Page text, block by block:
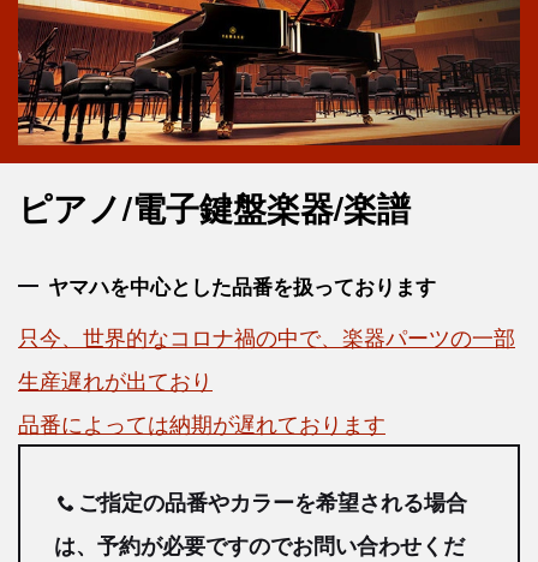
ピアノ/電子鍵盤楽器/楽譜
ヤマハを中心とした品番を扱っております
只今、世界的なコロナ禍の中で、楽器パーツの一部
生産遅れが出ており
品番によっては納期が遅れております
ご指定の品番やカラーを希望される場合
は、予約が必要ですのでお問い合わせくだ